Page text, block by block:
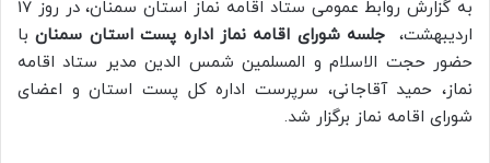
به گزارش روابط عمومی ستاد اقامه نماز استان سمنان، در روز 17
اردیبهشت، جلسه شورای اقامه نماز اداره پست استان سمنان با
حضور حجت الاسلام و المسلمین شمس الدین مدیر ستاد اقامه
نماز، حمید آقاجانی، سرپرست اداره کل پست استان و اعضای
شورای اقامه نماز برگزار شد.